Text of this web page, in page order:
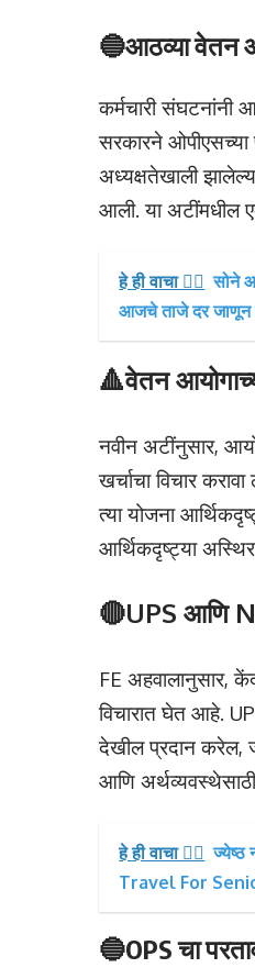
🔵आठव्या वेतन
कर्मचारी संघटनांनी
सरकारने ओपीएसच्या
अध्यक्षतेखाली
आली. या अटींमधील
हे ही वाचा 👉🏻 सोने
आजचे ताजे दर
🔺वेतन
नवीन अटींनुसार,
खर्चाचा विचार
त्या योजना
आर्थिकदृष्ट्या
🔴UPS आणि
FE अहवालानुसार,
विचारात घेत आहे.
देखील प्रदान करेल,
आणि
हे ही वाचा 👉🏻 ज्येष्ठ
Travel For
🔵OPS चा